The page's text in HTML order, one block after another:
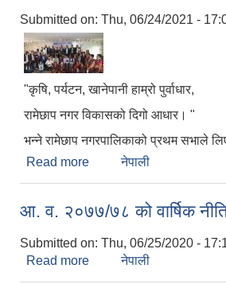
Submitted on: Thu, 06/24/2021 -
"कृषि, पर्यटन, खानेपानी हाम्रो पुर्वाधार,
रामेछाप नगर विकासको दिगो आधार। "
भन्ने रामेछाप नगरपालिकाको प्रथम सभाले
Read more about नवौ नगर सभामा पेश
नेपाली
आ. व. २०७७/७८ को वार्षिक
Submitted on: Thu, 06/25/2020 -
Read more about आ. व. २०७७/७८ को
नेपाली